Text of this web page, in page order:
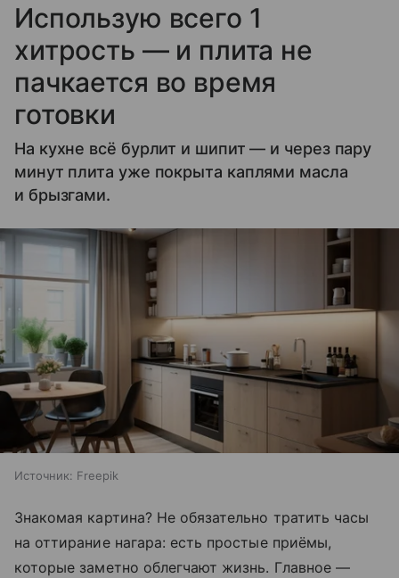
Использую всего 1
хитрость — и плита не
пачкается во время
готовки
На кухне всё бурлит и шипит — и через пару
минут плита уже покрыта каплями масла
и брызгами.
Источник: Freepik
Знакомая картина? Не обязательно тратить часы
на оттирание нагара: есть простые приёмы,
которые заметно облегчают жизнь. Главное —